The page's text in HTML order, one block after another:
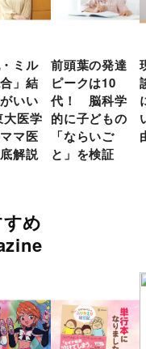
・ミル
」結
いい
大医学
マ医
解説
前頭葉の発達
ピークは10
代！ 脳科学
的に子どもの
「ならいご
と」を検証
め